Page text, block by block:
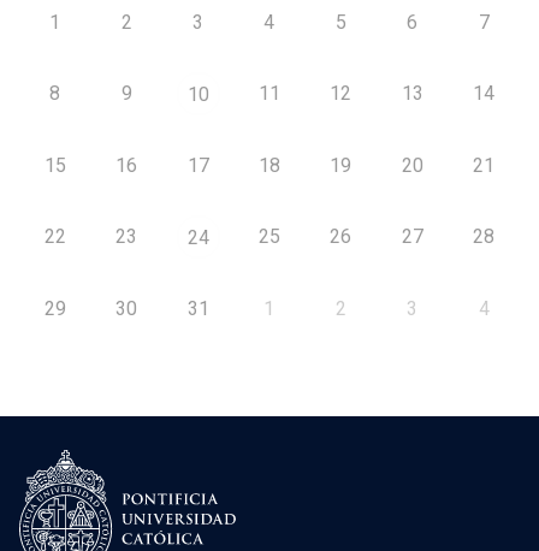
1 2 3 4 5 6 7
8 9 10 11 12 13 14
15 16 17 18 19 20 21
22 23 24 25 26 27 28
29 30 31 1 2 3 4